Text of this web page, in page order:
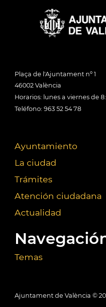
Plaça de l'Ajuntament nº 1
46002 València
Horarios: lunes a viernes de
Teléfono: 963 52 54 78
Ayuntamiento
La ciudad
Trámites
Atención ciudadana
Actualidad
Temas
Ajuntament de València ©